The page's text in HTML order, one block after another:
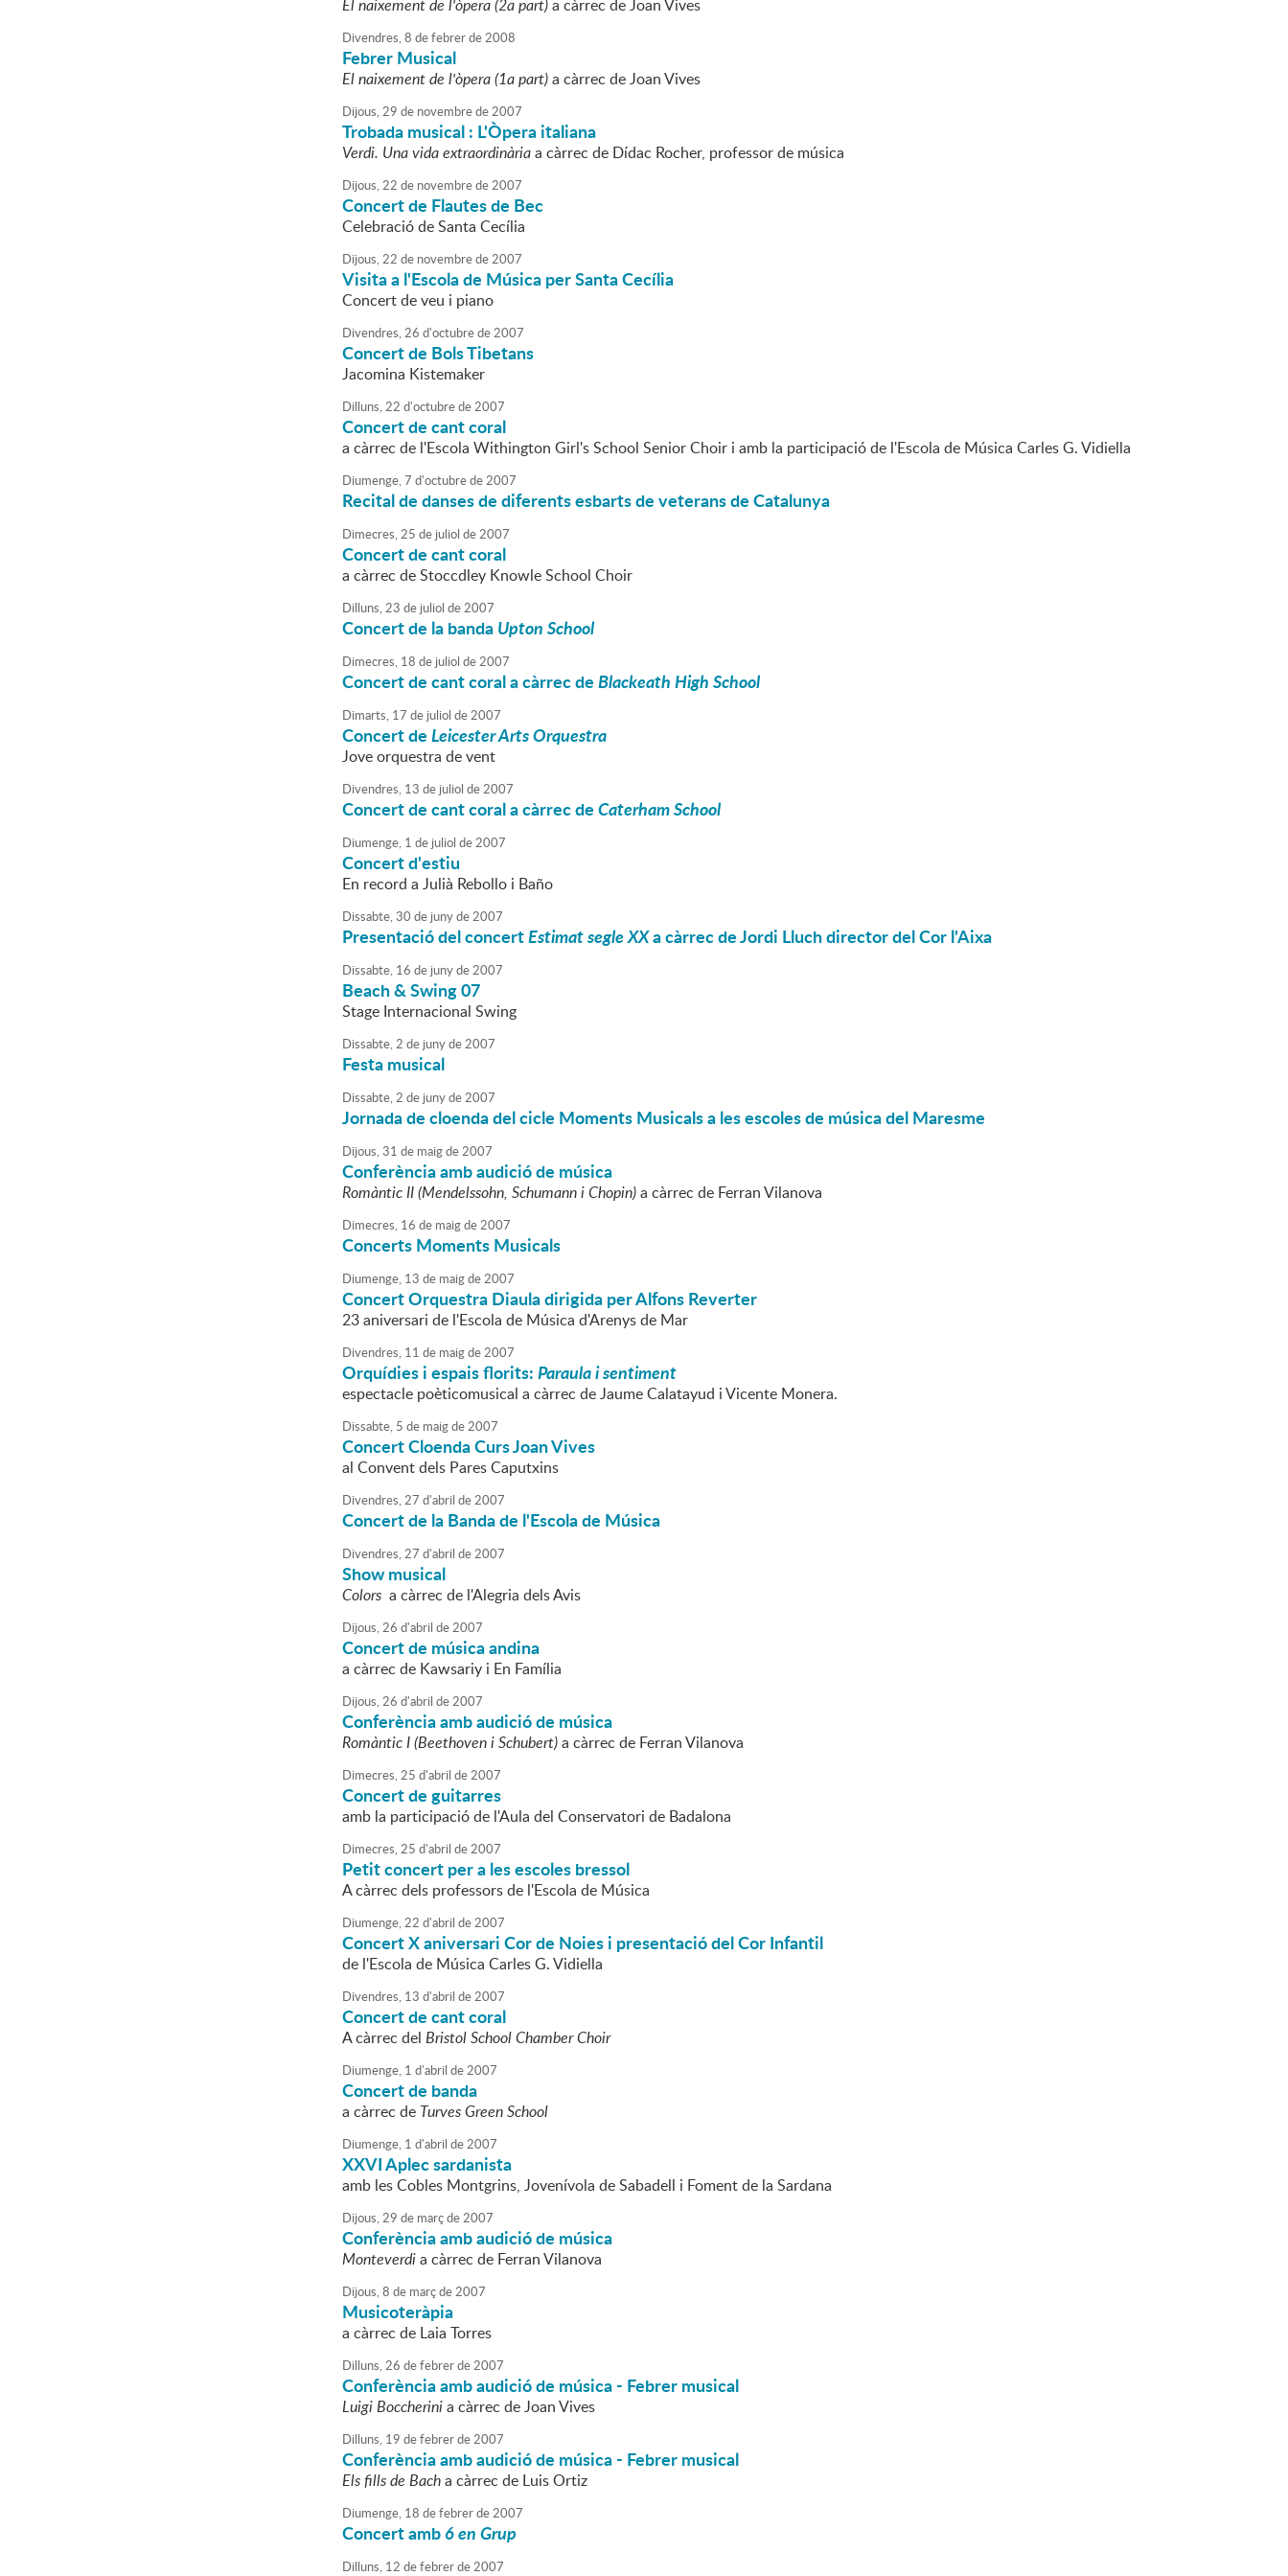
El naixement de l'òpera (2a part)a càrrec de Joan Vives
Divendres,8 defebrerde2008
Febrer Musical
El naixement de l'òpera (1a part)a càrrec de Joan Vives
Dijous,29 de novembrede2007
Trobada musical : L'Òpera italiana
Verdi. Una vida extraordinàriaa càrrec de Dídac Rocher, professor de música
Dijous,22 de novembrede2007
Concert de Flautes de Bec
Celebració de Santa Cecília
Dijous,22 de novembrede2007
Visita a l'Escola de Música per Santa Cecília
Concert de veu i piano
Divendres,26 d'octubrede2007
Concert de Bols Tibetans
Jacomina Kistemaker
Dilluns,22 d'octubrede2007
Concert de cant coral
a càrrec de l'Escola Withington Girl's School Senior Choir i amb la participació de l'Escola de Música Carles G. Vidiella
Diumenge,7 d'octubrede2007
Recital de danses de diferents esbarts de veterans de Catalunya
Dimecres,25 de juliol de2007
Concert de cant coral
a càrrec de Stoccdley Knowle School Choir
Dilluns,23 de juliol de2007
Concert de la bandaUpton School
Dimecres, 18 de juliol de2007
Concert de cant coral a càrrec deBlackeath High School
Dimarts, 17 de juliol de2007
Concert deLeicester Arts Orquestra
Jove orquestra de vent
Divendres, 13 de juliol de2007
Concert de cant coral a càrrec deCaterham School
Diumenge, 1 de juliol de2007
Concert d'estiu
En record a Julià Rebollo i Baño
Dissabte,30 de junyde2007
Presentació del concertEstimat segle XXa càrrec de Jordi Lluch director del Cor l'Aixa
Dissabte, 16 de junyde2007
Beach & Swing 07
Stage Internacional Swing
Dissabte,2 de junyde2007
Festa musical
Dissabte,2 de junyde2007
Jornada de cloenda del cicle Moments Musicals a les escoles de música del Maresme
Dijous,31 de maigde2007
Conferència amb audició de música
Romàntic II (Mendelssohn, Schumann i Chopin)a càrrec de Ferran Vilanova
Dimecres, 16 de maigde2007
Concerts Moments Musicals
Diumenge, 13 de maigde2007
Concert Orquestra Diaula dirigida per Alfons Reverter
23 aniversari de l'Escola de Música d'Arenys de Mar
Divendres, 11 de maigde2007
Orquídies i espais florits:Paraula i sentiment
espectacle poèticomusical a càrrec de Jaume Calatayud i Vicente Monera.
Dissabte, 5 de maigde2007
Concert Cloenda Curs Joan Vives
al Convent dels Pares Caputxins
Divendres,27 d'abril de2007
Concert de la Banda de l'Escola de Música
Divendres,27 d'abril de2007
Show musical
Colors a càrrec de l'Alegria dels Avis
Dijous,26 d'abril de2007
Concert de música andina
a càrrec de Kawsariy i En Família
Dijous,26 d'abril de2007
Conferència amb audició de música
Romàntic I (Beethoven i Schubert)a càrrec de Ferran Vilanova
Dimecres,25 d'abril de2007
Concert de guitarres
amb la participació de l'Aula del Conservatori de Badalona
Dimecres,25 d'abril de2007
Petit concert per a les escoles bressol
A càrrec dels professors de l'Escola de Música
Diumenge,22 d'abril de2007
Concert X aniversari Cor de Noies i presentació del Cor Infantil
de l'Escola de Música Carles G. Vidiella
Divendres, 13 d'abril de2007
Concert de cant coral
A càrrec del Bristol School Chamber Choir
Diumenge, 1 d'abril de2007
Concert de banda
a càrrec de Turves Green School
Diumenge, 1 d'abril de2007
XXVI Aplec sardanista
amb les Cobles Montgrins, Jovenívola de Sabadell i Foment de la Sardana
Dijous,29 de marçde2007
Conferència amb audició de música
Monteverdia càrrec de Ferran Vilanova
Dijous,8 de marçde2007
Musicoteràpia
a càrrec de Laia Torres
Dilluns,26 defebrerde2007
Conferència amb audició de música - Febrer musical
Luigi Boccherinia càrrec de Joan Vives
Dilluns, 19 defebrerde2007
Conferència amb audició de música - Febrer musical
Els fills de Bacha càrrec de Luis Ortiz
Diumenge, 18 defebrerde2007
Concert amb6 en Grup
Dilluns, 12 defebrerde2007